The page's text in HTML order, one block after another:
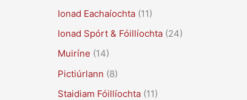
Ionad Eachaíochta (11)
Ionad Spórt & Fóillíochta (24)
Muiríne (14)
Pictiúrlann (8)
Staidiam Fóillíochta (11)